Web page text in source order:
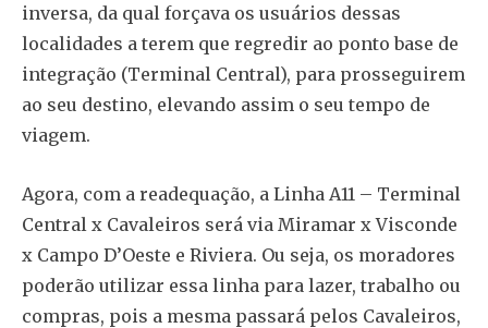
inversa, da qual forçava os usuários dessas
localidades a terem que regredir ao ponto base de
integração (Terminal Central), para prosseguirem
ao seu destino, elevando assim o seu tempo de
viagem.
Agora, com a readequação, a Linha A11 – Terminal
Central x Cavaleiros será via Miramar x Visconde
x Campo D’Oeste e Riviera. Ou seja, os moradores
poderão utilizar essa linha para lazer, trabalho ou
compras, pois a mesma passará pelos Cavaleiros,